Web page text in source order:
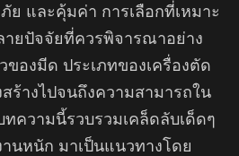
และคุ้มค่า การเลือกที่เหมาะ
ยปัจจัยที่ควรพิจารณาอย่าง
ของมีด ประเภทของเครื่องตัด
ร้างไปจนถึงความสามารถใน
ความนี้รวบรวมเคล็ดลับเด็ดๆ
นหนัก มาเป็นแนวทางโดย